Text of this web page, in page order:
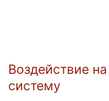
Воздействие
систему